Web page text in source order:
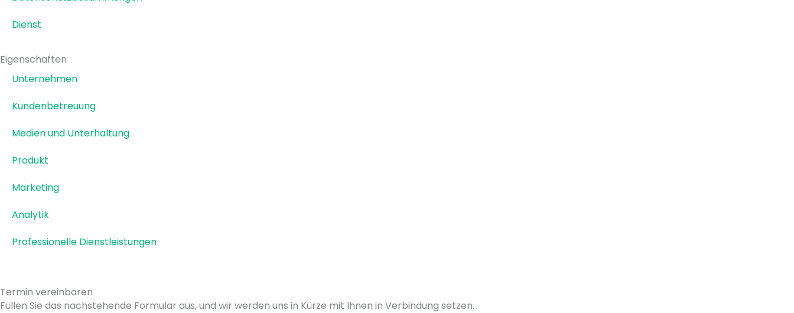
Dienst
Eigenschaften
Unternehmen
Kundenbetreuung
Medien und Unterhaltung
Produkt
Marketing
Analytik
Professionelle Dienstleistungen
Termin vereinbaren
Füllen Sie das nachstehende Formular aus, und wir werden uns in Kürze mit Ihnen in Verbindung setzen.